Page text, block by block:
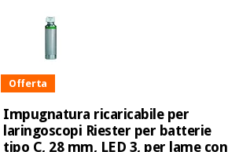
Offerta
Impugnatura ricaricabile per
laringoscopi Riester per batterie
tipo C, 28 mm, LED 3, per lame con